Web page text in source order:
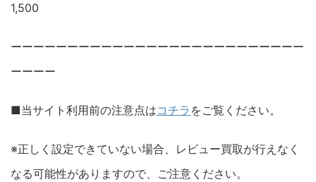
1,500
ーーーーーーーーーーーーーーーーーーーーーーーーーー
ーーーー
■当サイト利用前の注意点はコチラ をご覧ください。
※正しく設定できていない場合、レビュー買取が行えなく
なる可能性がありますので、ご注意ください。